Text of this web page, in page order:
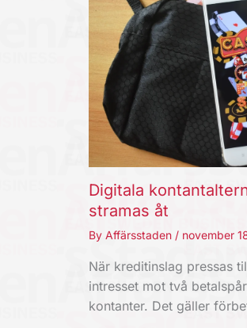
Digitala
stramas åt
By Affärsstaden / november
När kreditinslag pressas
intresset mot två
kontanter. Det gäller